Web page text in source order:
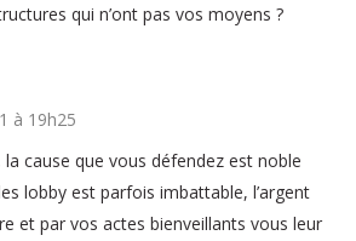
qui n’ont pas vos moyens ?
à 19h25
cause que vous défendez est noble
lobby est parfois imbattable, l’argent
et par vos actes bienveillants vous leur